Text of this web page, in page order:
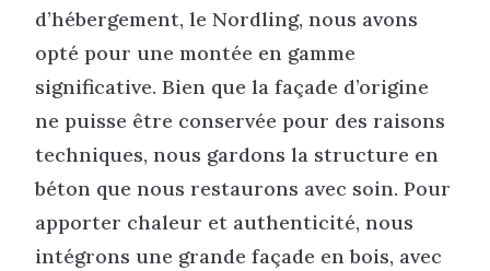
d’hébergement, le Nordling, nous avons
opté pour une montée en gamme
significative. Bien que la façade d’origine
ne puisse être conservée pour des raisons
techniques, nous gardons la structure en
béton que nous restaurons avec soin. Pour
apporter chaleur et authenticité, nous
intégrons une grande façade en bois, avec